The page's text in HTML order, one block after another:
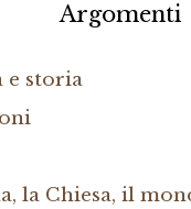
Argomenti
e storia
la Chiesa, il